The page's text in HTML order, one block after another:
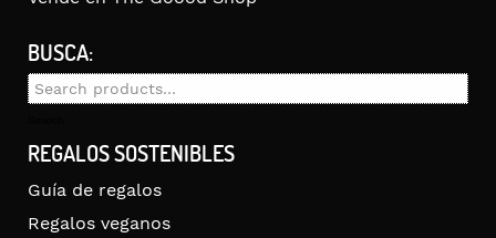
BUSCA:
Search
REGALOS SOSTENIBLES
Guía de regalos
Regalos veganos